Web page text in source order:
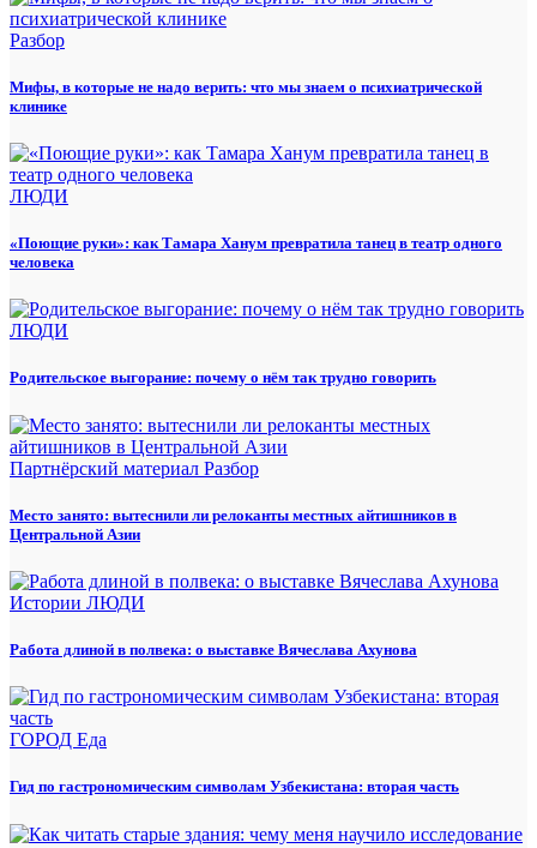
Разбор
Мифы, в которые не надо верить: что мы знаем о психиатрической
клинике
ЛЮДИ
«Поющие руки»: как Тамара Ханум превратила танец в театр одного
человека
ЛЮДИ
Родительское выгорание: почему о нём так трудно говорить
Партнёрский материал Разбор
Место занято: вытеснили ли релоканты местных айтишников в
Центральной Азии
Истории ЛЮДИ
Работа длиной в полвека: о выставке Вячеслава Ахунова
ГОРОД Еда
Гид по гастрономическим символам Узбекистана: вторая часть